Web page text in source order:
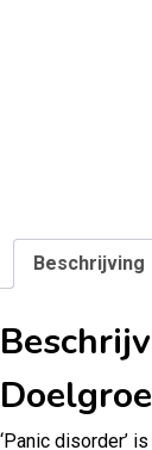
Beschrijving
‘Panic disorder’